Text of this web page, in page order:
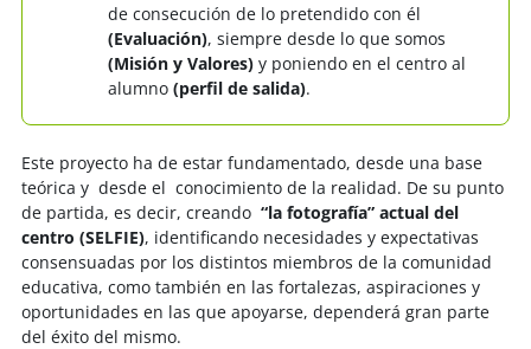
de consecución de lo pretendido con él
(Evaluación), siempre desde lo que somos
(Misión y Valores) y poniendo en el centro al
alumno (perfil de salida).
Este proyecto ha de estar fundamentado, desde una base
teórica y desde el conocimiento de la realidad. De su punto
de partida, es decir, creando “la fotografía” actual del
centro (SELFIE), identificando necesidades y expectativas
consensuadas por los distintos miembros de la comunidad
educativa, como también en las fortalezas, aspiraciones y
oportunidades en las que apoyarse, dependerá gran parte
del éxito del mismo.